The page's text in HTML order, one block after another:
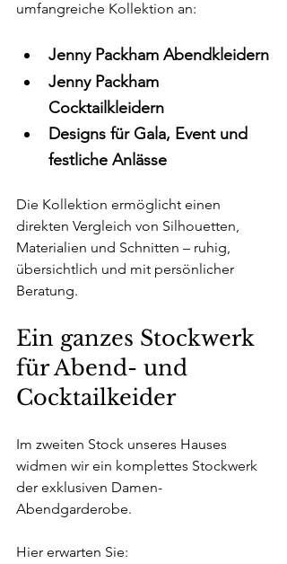
umfangreiche Kollektion an:
Jenny Packham Abendkleidern
Jenny Packham
Cocktailkleidern
Designs für Gala, Event und
festliche Anlässe
Die Kollektion ermöglicht einen
direkten Vergleich von Silhouetten,
Materialien und Schnitten – ruhig,
übersichtlich und mit persönlicher
Beratung.
Ein ganzes Stockwerk
für Abend- und
Cocktailkeider
Im zweiten Stock unseres Hauses
widmen wir ein komplettes Stockwerk
der exklusiven Damen-
Abendgarderobe.
Hier erwarten Sie: